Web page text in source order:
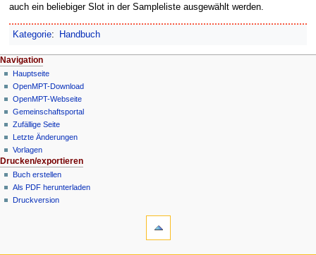
auch ein beliebiger Slot in der Sampleliste ausgewählt werden.
Kategorie: Handbuch
N
a
v
g
a
t
i
o
n
Seitenaktionen
Seite
Diskussion
Lesen
Bearbeiten
Versionsgeschichte
Meine Werkzeuge
Nicht
angemeldet
Diskussionsseite
Beiträge
Benutzerkonto
erstellen
Anmelden
Navigation
Hauptseite
OpenMPT-Download
OpenMPT-Webseite
Gemeinschafts­portal
Zufällige Seite
Letzte Änderungen
Vorlagen
Werkzeuge
Links
auf
diese
Drucken/­exportieren
Buch erstellen
Als PDF herunterladen
Druckversion